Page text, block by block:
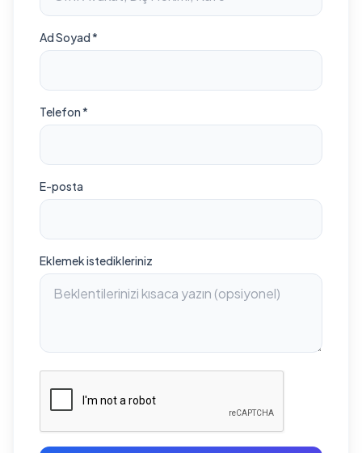
Ad Soyad *
Telefon *
E-posta
Eklemek istedikleriniz